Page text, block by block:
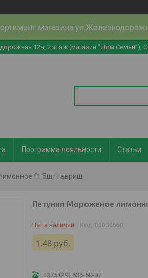
магазина
12а, 2 этаж (магазин "Дом Семян"),
Программа лояльности Статьи
f1 5шт гавриш
Петуния Мороженое
Нет в наличии Код: 00030660
1,48 руб.
+375 (29) 636-50-07